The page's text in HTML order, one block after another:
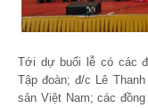
Tới dự buổi lễ có các
Tập đoàn; đ/c Lê
sản Việt Nam; các